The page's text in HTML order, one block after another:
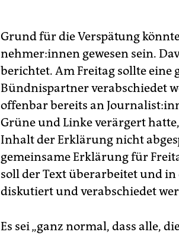
Grund für die Verspätung
neh­me­r:in­nen gewesen sein.
berichtet. Am Freitag sollte eine
Bündnispartner verabschiedet
offenbar bereits an
Grüne und Linke verärgert
Inhalt der Erklärung nicht
gemeinsame Erklärung für
soll der Text überarbeitet und in
diskutiert und verabschiedet
Es sei „ganz normal, dass alle,